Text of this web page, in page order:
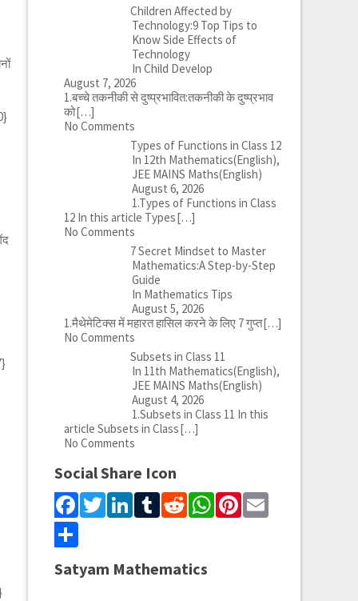
Children Affected by
Technology:9 Top Tips to
Know Side Effects of
Technology
In Child Develop
August 7, 2026
1.बच्चे तकनीकी से दुष्प्रभावित:तकनीकी के दुष्प्रभाव
को[…]
No Comments
Types of Functions in Class 12
In 12th Mathematics(English),
JEE MAINS Maths(English)
August 6, 2026
1.Types of Functions in Class
12 In this article Types[…]
No Comments
7 Secret Mindset to Master
Mathematics:A Step-by-Step
Guide
In Mathematics Tips
August 5, 2026
1.मैथेमेटिक्स में महारत हासिल करने के लिए 7 गुप्त[…]
No Comments
Subsets in Class 11
In 11th Mathematics(English),
JEE MAINS Maths(English)
August 4, 2026
1.Subsets in Class 11 In this
article Subsets in Class[…]
No Comments
Social Share Icon
Facebook
Twitter
LinkedIn
Tumblr
Reddit
WhatsApp
Pinterest
Email
Share
Satyam Mathematics